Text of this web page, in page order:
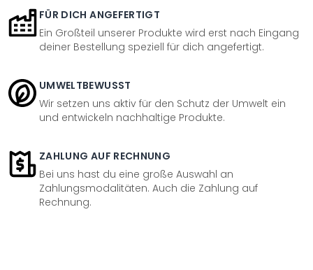
FÜR DICH ANGEFERTIGT
Ein Großteil unserer Produkte wird erst nach Eingang
deiner Bestellung speziell für dich angefertigt.
UMWELTBEWUSST
Wir setzen uns aktiv für den Schutz der Umwelt ein
und entwickeln nachhaltige Produkte.
ZAHLUNG AUF RECHNUNG
Bei uns hast du eine große Auswahl an
Zahlungsmodalitäten. Auch die Zahlung auf
Rechnung.